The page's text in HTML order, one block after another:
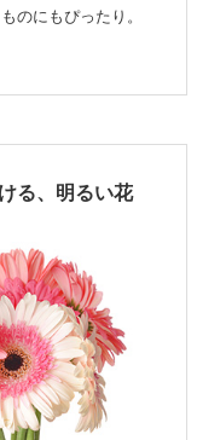
のにもぴったり。
る、明るい花